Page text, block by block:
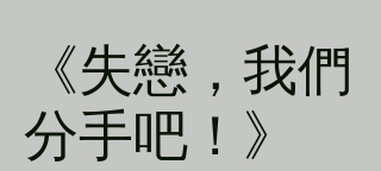
《失戀，我們
分手吧！》